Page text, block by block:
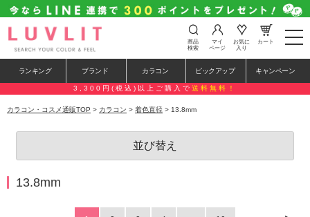
t
o
e
n
t
商品
検索
マイ
ページ
お気に
入り
カート
ランキング ブランド カラコン ピックアップ キャンペーン
3,300円(税込)以上ご購入で 送料無料！
カラコン・コスメ通販TOP > カラコン > 着色直径 > 13.8mm
並び替え
13.8mm